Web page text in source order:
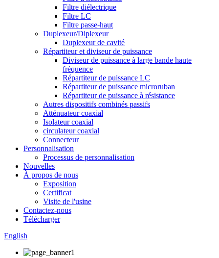
Filtre diélectrique
Filtre LC
Filtre passe-haut
Duplexeur/Diplexeur
Duplexeur de cavité
Répartiteur et diviseur de puissance
Diviseur de puissance à large bande haute
fréquence
Répartiteur de puissance LC
Répartiteur de puissance microruban
Répartiteur de puissance à résistance
Autres dispositifs combinés passifs
Atténuateur coaxial
Isolateur coaxial
circulateur coaxial
Connecteur
Personnalisation
Processus de personnalisation
Nouvelles
À propos de nous
Exposition
Certificat
Visite de l'usine
Contactez-nous
Télécharger
English